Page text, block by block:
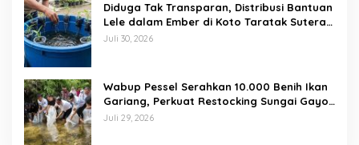
Diduga Tak Transparan, Distribusi Bantuan
Lele dalam Ember di Koto Taratak Sutera
Tuai Sorotan Warga
Juli 30, 2026
Wabup Pessel Serahkan 10.000 Benih Ikan
Gariang, Perkuat Restocking Sungai Gayo
demi Kelestarian Perairan
Juli 29, 2026